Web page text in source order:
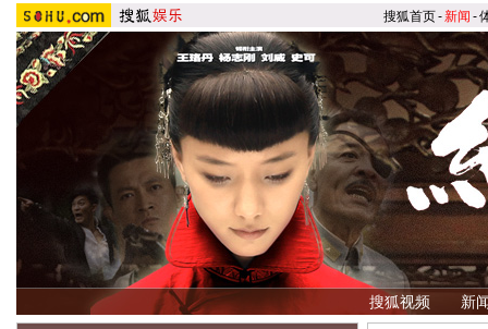
搜狐首页-新闻 -
搜狐视频 新